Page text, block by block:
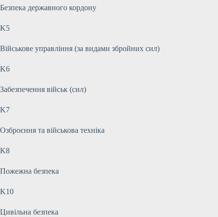
Безпека державного кордону
K5
Військове управління (за видами збройних сил)
K6
Забезпечення військ (сил)
K7
Озброєння та військова техніка
K8
Пожежна безпека
K10
Цивільна безпека